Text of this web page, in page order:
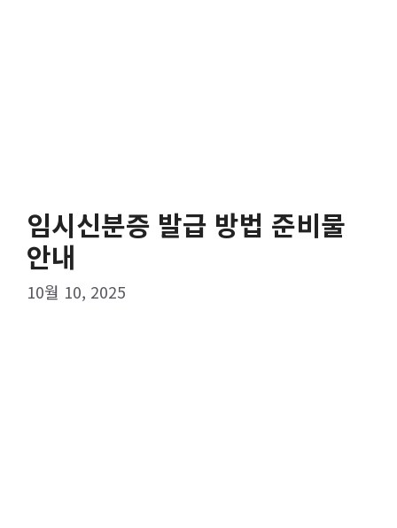
임시신분증 발급 방법 준비물
안내
10월 10, 2025